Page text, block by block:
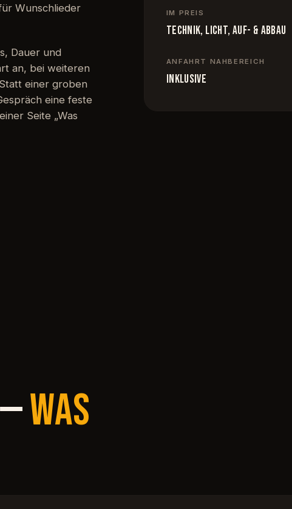
Wunschlieder
Dauer und
an, bei weiteren
einer groben
eine feste
Seite „Was
IM PREIS
Technik, Licht, Auf- & Abbau
ANFAHRT NAHBEREICH
inklusive
WAS